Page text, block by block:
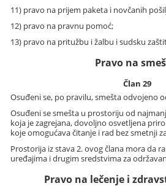
11) pravo na prijem paketa i novčanih
12) pravo na pravnu pomoć;
13) pravo na pritužbu i žalbu i sudsku
Pravo na
Član 29
Osuđeni se, po pravilu, smešta odvojeno
Osuđeni se smešta u prostoriju od
koja je zagrejana, dovoljno osvetljena
koje omogućava čitanje i rad bez smetnji
Prostorija iz stava 2. ovog člana mora da
uređajima i drugim sredstvima za
Pravo na lečenje i